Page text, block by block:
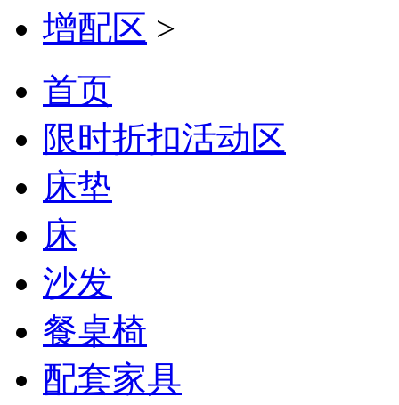
增配区 >
首页
限时折扣活动区
床垫
床
沙发
餐桌椅
配套家具